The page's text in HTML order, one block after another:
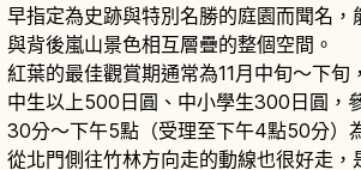
早指定為史跡與特別名勝的庭園而聞名，
與背後嵐山景色相互層疊的整個空間。
紅葉的最佳觀賞期通常為11月中旬～下旬
中生以上500日圓、中小學生300日圓，
30分～下午5點（受理至下午4點50分）
從北門側往竹林方向走的動線也很好走，